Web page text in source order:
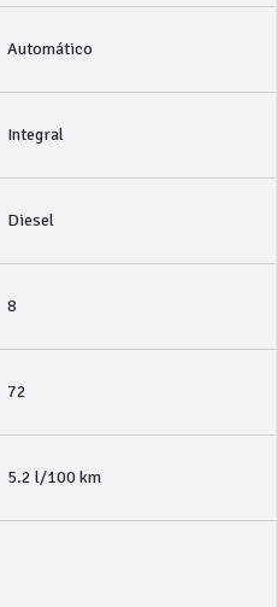
Automático
Integral
Diesel
8
72
5.2 l/100 km